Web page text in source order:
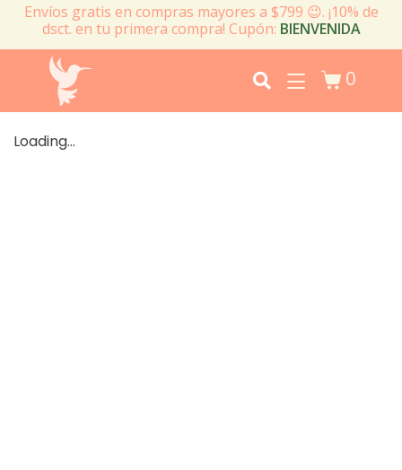
Envíos gratis en compras mayores a $799 😉. ¡10% de
dsct. en tu primera compra! Cupón: BIENVENIDA
0
Loading...